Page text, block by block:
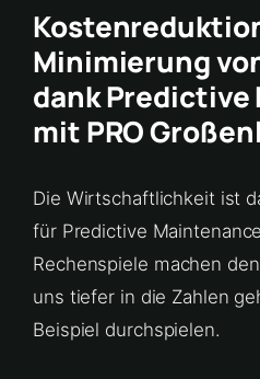
Minimierung
dank Predictive
mit PRO
Die Wirtschaftlichkeit ist
für Predictive
Rechenspiele machen
uns tiefer in die Zahlen
Beispiel durchspielen.